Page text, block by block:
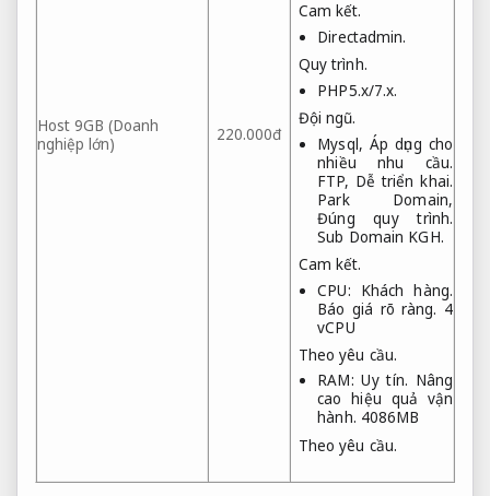
Host 9GB (Doanh
nghiệp lớn)
220.000đ
Cam kết.
Directadmin.
Quy trình.
PHP5.x/7.x.
Đội ngũ.
Mysql, Áp dụng cho
nhiều nhu cầu.
FTP, Dễ triển khai.
Park Domain,
Đúng quy trình.
Sub Domain KGH.
Cam kết.
CPU: Khách hàng.
Báo giá rõ ràng. 4
vCPU
Theo yêu cầu.
RAM:Uy tín. Nâng
cao hiệu quả vận
hành. 4086MB
Theo yêu cầu.